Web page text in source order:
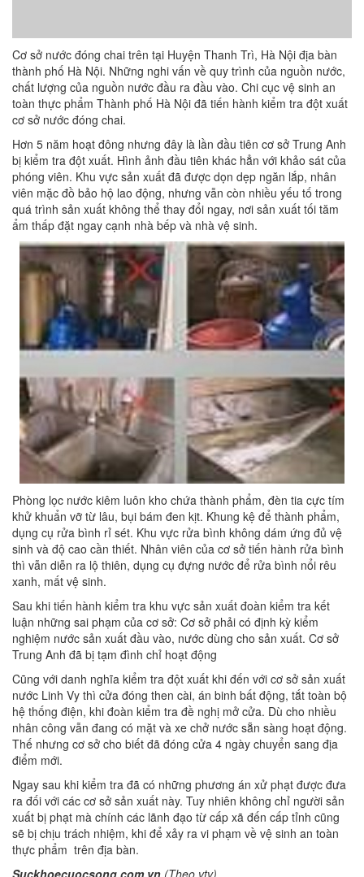
Cơ sở nước đóng chai trên tại Huyện Thanh Trì, Hà Nội địa bàn
thành phố Hà Nội. Những nghi vấn về quy trình của nguồn nước,
chất lượng của nguồn nước đầu ra đầu vào. Chi cục vệ sinh an
toàn thực phẩm Thành phố Hà Nội đã tiến hành kiểm tra đột xuất
cơ sở nước đóng chai.
Hơn 5 năm hoạt đông nhưng đây là lần đầu tiên cơ sở Trung Anh
bị kiểm tra đột xuất. Hình ảnh đầu tiên khác hẳn với khảo sát của
phóng viên. Khu vực sản xuất đã được dọn dẹp ngăn lắp, nhân
viên mặc đồ bảo hộ lao động, nhưng vẫn còn nhiều yếu tố trong
quá trình sản xuất không thể thay đổi ngay, nơi sản xuất tối tăm
ẩm thấp đặt ngay cạnh nhà bếp và nhà vệ sinh.
Phòng lọc nước kiêm luôn kho chứa thành phẩm, đèn tia cực tím
khử khuẩn vỡ từ lâu, bụi bám đen kịt. Khung kệ để thành phẩm,
dụng cụ rửa bình rỉ sét. Khu vực rửa bình không dám ứng đủ vệ
sinh và độ cao cần thiết. Nhân viên của cơ sở tiến hành rửa bình
thì vẫn diễn ra lộ thiên, dụng cụ đựng nước để rửa bình nổi rêu
xanh, mất vệ sinh.
Sau khi tiến hành kiểm tra khu vực sản xuất đoàn kiểm tra kết
luận những sai phạm của cơ sở: Cơ sở phải có định kỳ kiểm
nghiệm nước sản xuất đầu vào, nước dùng cho sản xuất. Cơ sở
Trung Anh đã bị tạm đình chỉ hoạt động
Cũng với danh nghĩa kiểm tra đột xuất khi đến với cơ sở sản xuất
nước Linh Vy thì cửa đóng then cài, án binh bất động, tắt toàn bộ
hệ thống điện, khi đoàn kiểm tra đề nghị mở cửa. Dù cho nhiều
nhân công vẫn đang có mặt và xe chở nước sẵn sàng hoạt động.
Thế nhưng cơ sở cho biết đã đóng cửa 4 ngày chuyển sang địa
điểm mới.
Ngay sau khi kiểm tra đã có những phương án xử phạt được đưa
ra đối với các cơ sở sản xuất này. Tuy nhiên không chỉ người sản
xuất bị phạt mà chính các lãnh đạo từ cấp xã đến cấp tỉnh cũng
sẽ bị chịu trách nhiệm, khi để xảy ra vi phạm về vệ sinh an toàn
thực phẩm trên địa bàn.
Suckhoecuocsong.com.vn (Theo vtv)